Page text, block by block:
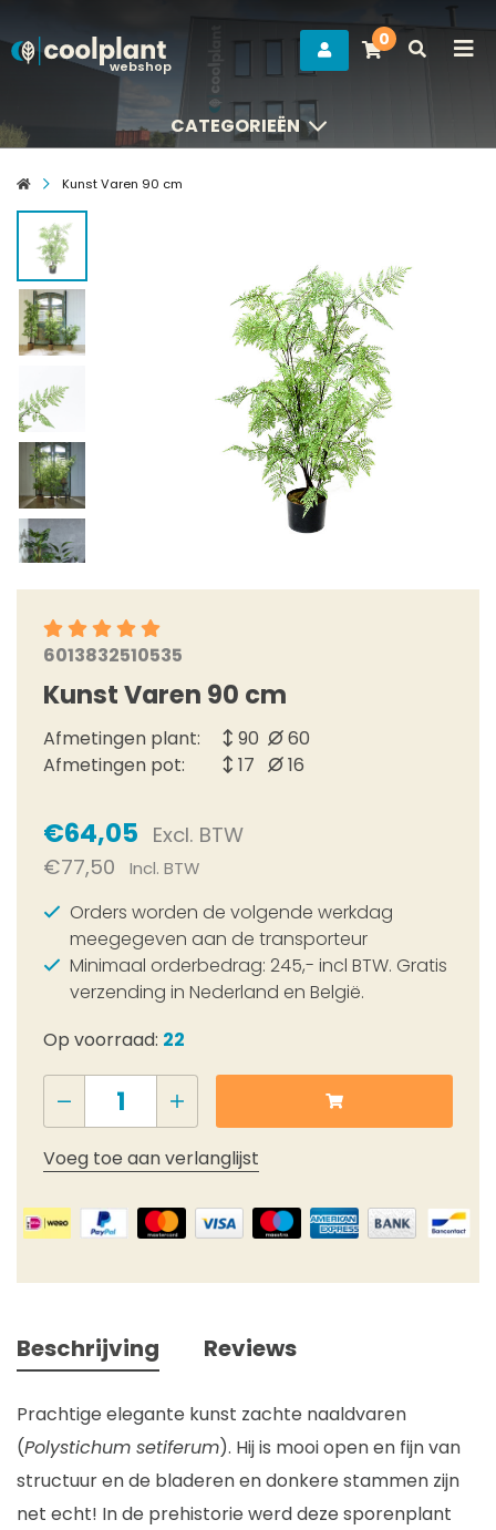
webshop
0
CATEGORIEËN
CATEGORIEËN
Kunst Varen 90 cm
6013832510535
Kunst Varen 90 cm
Afmetingen plant: 90
60
Afmetingen pot:
17 16
€64,05 Excl. BTW
€77,50
Incl. BTW
Orders worden de volgende werkdag
meegegeven aan de transporteur
Minimaal orderbedrag: 245,- incl BTW. Gratis
verzending in Nederland en België.
Op voorraad: 22
Voeg toe aan verlanglijst
Beschrijving Reviews
Prachtige elegante kunst zachte naaldvaren
(Polystichum setiferum). Hij is mooi open en fijn van
structuur en de bladeren en donkere stammen zijn
net echt! In de prehistorie werd deze sporenplant